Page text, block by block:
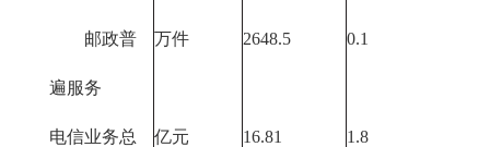
邮政普
遍服务
万件 2648.5 0.1
电信业务总 亿元 16.81 1.8